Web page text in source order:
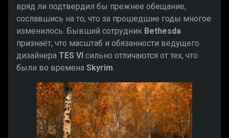
вряд ли подтвердил бы прежнее обещание,
сославшись на то, что за прошедшие годы многое
изменилось. Бывший сотрудник Bethesda
признаёт, что масштаб и обязанности ведущего
дизайнера TES VI сильно отличаются от тех, что
были во времена Skyrim.